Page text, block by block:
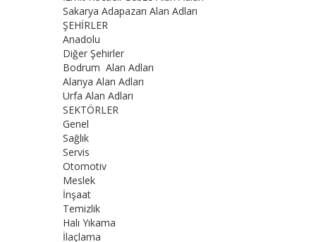
Sakarya Adapazarı Alan Adları
ŞEHİRLER
Anadolu
Diğer Şehirler
Bodrum Alan Adları
Alanya Alan Adları
Urfa Alan Adları
SEKTÖRLER
Genel
Sağlık
Servis
Otomotiv
Meslek
İnşaat
Temizlik
Halı Yıkama
İlaçlama